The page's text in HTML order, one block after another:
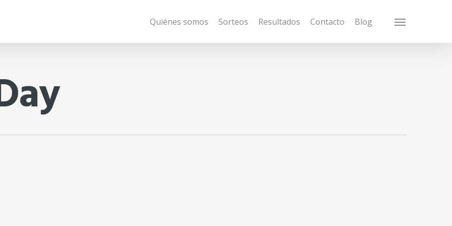
Quiénes somos Sorteos Resultados Contacto Blog Menu